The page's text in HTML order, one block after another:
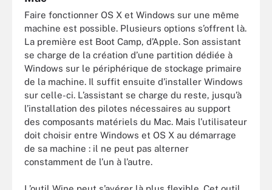
Faire fonctionner OS X et Windows sur une même
machine est possible. Plusieurs options s’offrent là.
La première est Boot Camp, d’Apple. Son assistant
se charge de la création d’une partition dédiée à
Windows sur le périphérique de stockage primaire
de la machine. Il suffit ensuite d’installer Windows
sur celle-ci. L’assistant se charge du reste, jusqu’à
l’installation des pilotes nécessaires au support
des composants matériels du Mac. Mais l’utilisateur
doit choisir entre Windows et OS X au démarrage
de sa machine : il ne peut pas alterner
constamment de l’un à l’autre.